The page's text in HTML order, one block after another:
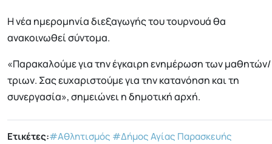
Η νέα ημερομηνία διεξαγωγής του τουρνουά θα
ανακοινωθεί σύντομα.
«Παρακαλούμε για την έγκαιρη ενημέρωση των μαθητών/
τριων. Σας ευχαριστούμε για την κατανόηση και τη
συνεργασία», σημειώνει η δημοτική αρχή.
Ετικέτες:#Αθλητισμός #Δήμος Αγίας Παρασκευής